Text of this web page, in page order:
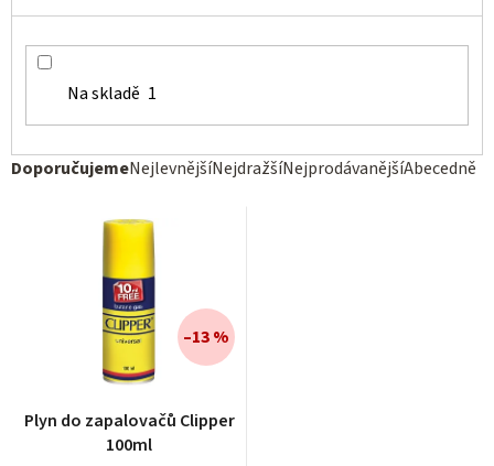
Ř
DoporučujemeNejlevnějšíNejdražšíNejprodávanějšíAbecedně
Na skladě 1
Plyn do zapalovačů Clipper
100ml
–13 %